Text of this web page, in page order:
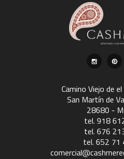
Camino Viejo de
San Martín de
28680 -
tel. 918
tel. 676
tel. 652 71